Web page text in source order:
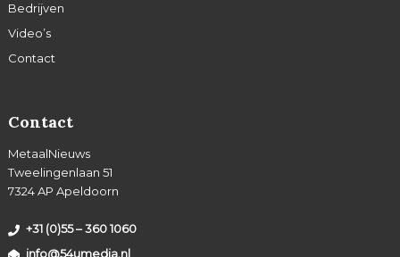
Bedrijven
Video’s
Contact
Contact
MetaalNieuws
Tweelingenlaan 51
7324 AP Apeldoorn
+31 (0)55 – 360 1060
info@54umedia.nl